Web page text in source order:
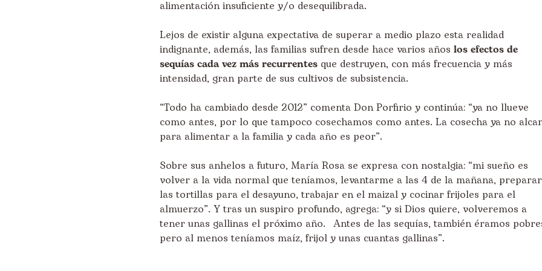
alimentación insuficiente y/o desequilibrada.
Lejos de existir alguna expectativa de superar a medio plazo esta realidad
indignante, además, las familias sufren desde hace varios años los efectos de
sequías cada vez más recurrentes que destruyen, con más frecuencia y más
intensidad, gran parte de sus cultivos de subsistencia.
“Todo ha cambiado desde 2012” comenta Don Porfirio y continúa: “ya no llueve
como antes, por lo que tampoco cosechamos como antes. La cosecha ya no
para alimentar a la familia y cada año es peor”.
Sobre sus anhelos a futuro, María Rosa se expresa con nostalgia: “mi sueño es
volver a la vida normal que teníamos, levantarme a las 4 de la mañana, preparar
las tortillas para el desayuno, trabajar en el maizal y cocinar frijoles para el
almuerzo”. Y tras un suspiro profundo, agrega: “y si Dios quiere, volveremos a
tener unas gallinas el próximo año. Antes de las sequías, también éramos
pero al menos teníamos maíz, frijol y unas cuantas gallinas”.